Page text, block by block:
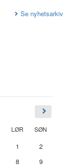
Se nyhetsarkiv
LØR SØN
1
2
8
9